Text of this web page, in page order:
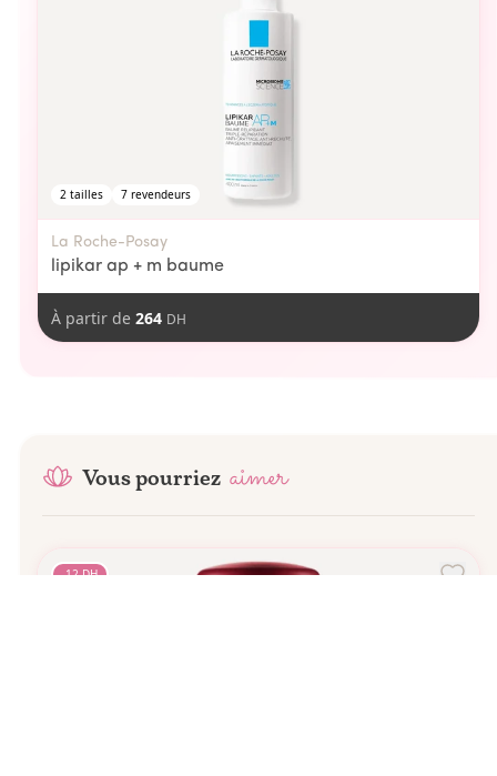
2tailles 7revendeurs
La Roche-Posay
lipikar ap + m baume
À partir de 264 DH
Vous pourriez aimer
-12DH